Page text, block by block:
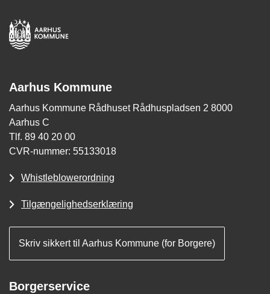
Aarhus Kommune
Aarhus Kommune Rådhuset Rådhuspladsen 2 8000
Aarhus C
Tlf. 89 40 20 00
CVR-nummer: 55133018
Whistleblowerordning
Tilgængelighedserklæring
Skriv sikkert til Aarhus Kommune (for Borgere)
Borgerservice